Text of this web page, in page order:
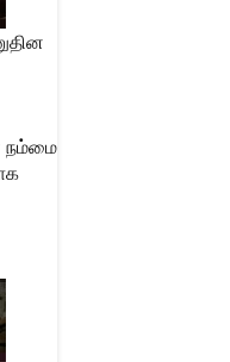
நம்மை